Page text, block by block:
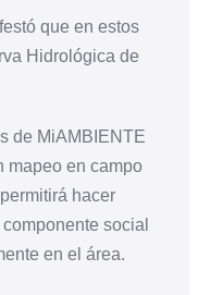
que en estos
Hidrológica de
de MiAMBIENTE
mapeo en campo
hacer
social
en el área.